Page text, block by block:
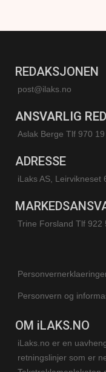
REDAKSJONEN
post@ilaks.no
ANSVARLIG
Aslak Berge Tlf 970
ADRESSE
iLaks AS, Leirvikneset
Trine Forsland Tlf 922
Personvern og
OM iLAKS.NO
iLaks.no er en
retningslinjer som er